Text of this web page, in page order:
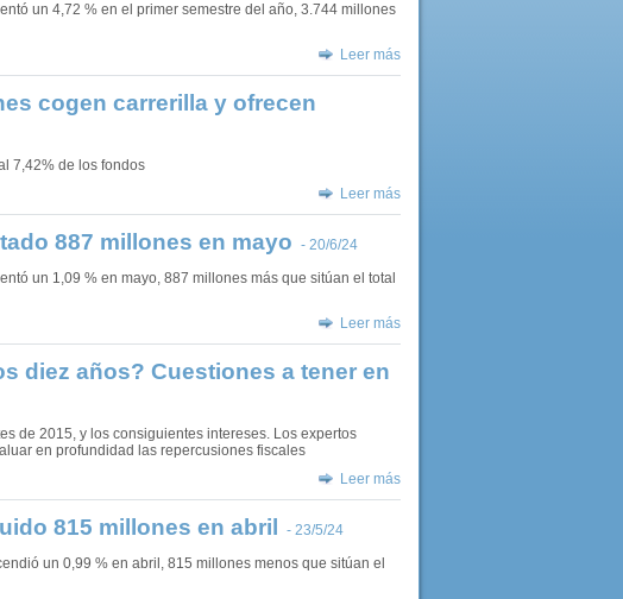
un 4,72 % en el primer semestre del año, 3.744 millones
Leer más
cogen carrerilla y ofrecen
7,42% de los fondos
Leer más
887 millones en mayo - 20/6/24
un 1,09 % en mayo, 887 millones más que sitúan el total
Leer más
diez años? Cuestiones a tener en
de 2015, y los consiguientes intereses. Los expertos
en profundidad las repercusiones fiscales
Leer más
815 millones en abril - 23/5/24
un 0,99 % en abril, 815 millones menos que sitúan el